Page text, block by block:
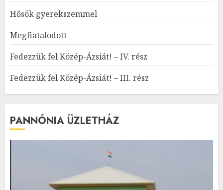
Hősök gyerekszemmel
Megfiatalodott
Fedezzük fel Közép-Ázsiát! – IV. rész
Fedezzük fel Közép-Ázsiát! – III. rész
PANNÓNIA ÜZLETHÁZ